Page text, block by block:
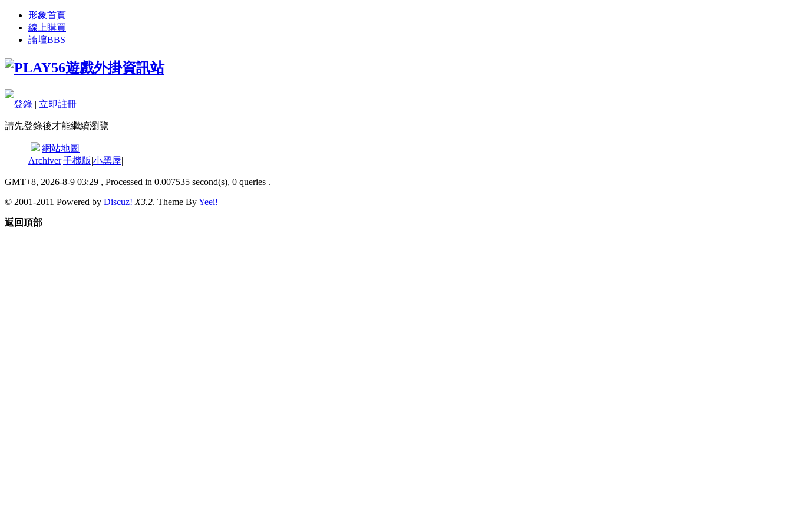
形象首頁
線上購買
論壇BBS
登錄 | 立即註冊
請先登錄後才能繼續瀏覽
|網站地圖
Archiver|手機版|小黑屋|
GMT+8, 2026-8-9 03:29 , Processed in 0.007535 second(s), 0 queries .
© 2001-2011 Powered by Discuz! X3.2. Theme ByYeei!
返回頂部